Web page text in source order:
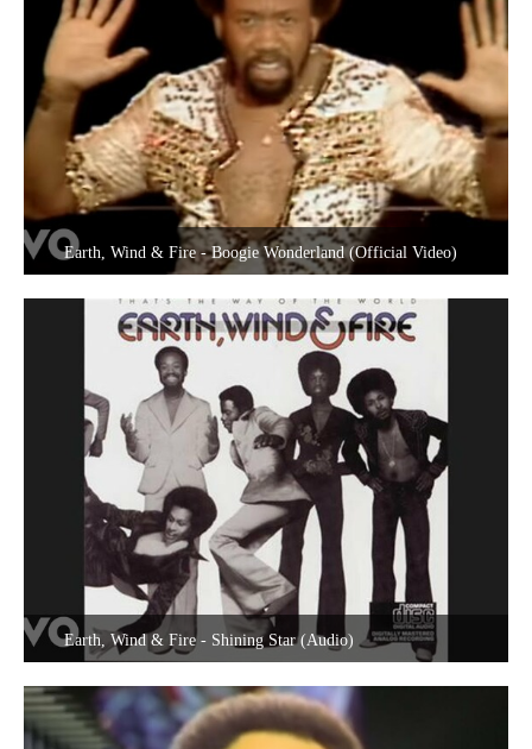
Earth, Wind & Fire - Boogie Wonderland (Official Video)
3. September 2020 um 18:09
Earth, Wind & Fire - Shining Star (Audio)
3. September 2020 um 18:07